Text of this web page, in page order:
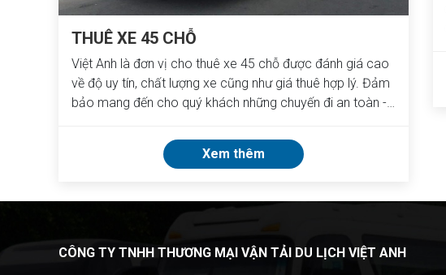
THUÊ XE 45 CHỖ
Việt Anh là đơn vị cho thuê xe 45 chỗ được đánh giá cao
về độ uy tín, chất lượng xe cũng như giá thuê hợp lý. Đảm
bảo mang đến cho quý khách những chuyến đi an toàn -
Xem thêm
CÔNG TY TNHH THƯƠNG MẠI VẬN TẢI DU LỊCH VIỆT ANH